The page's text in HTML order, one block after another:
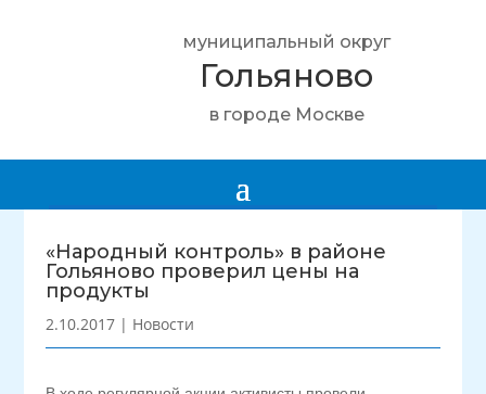
муниципальный округ
Гольяново
в городе Москве
«Народный контроль» в районе
Гольяново проверил цены на
продукты
2.10.2017 | Новости